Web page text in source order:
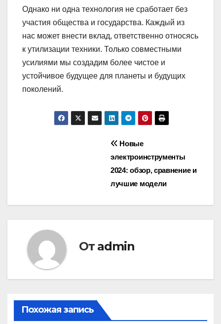
Однако ни одна технология не сработает без
участия общества и государства. Каждый из
нас может внести вклад, ответственно относясь
к утилизации техники. Только совместными
усилиями мы создадим более чистое и
устойчивое будущее для планеты и будущих
поколений.
Новые
электроинструменты
2024: обзор, сравнение и
лучшие модели
От admin
Похожая запись